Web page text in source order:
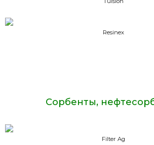
Resinex
Сорбенты,
Filter Ag